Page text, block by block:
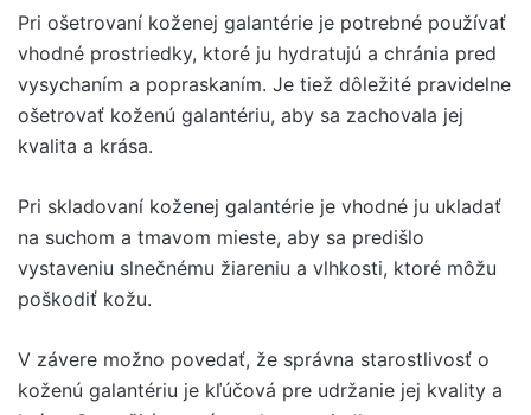
Pri ošetrovaní koženej galantérie je potrebné používať
vhodné prostriedky, ktoré ju hydratujú a chránia pred
vysychaním a popraskaním. Je tiež dôležité pravidelne
ošetrovať koženú galantériu, aby sa zachovala jej
kvalita a krása.
Pri skladovaní koženej galantérie je vhodné ju ukladať
na suchom a tmavom mieste, aby sa predišlo
vystaveniu slnečnému žiareniu a vlhkosti, ktoré môžu
poškodiť kožu.
V závere možno povedať, že správna starostlivosť o
koženú galantériu je kľúčová pre udržanie jej kvality a